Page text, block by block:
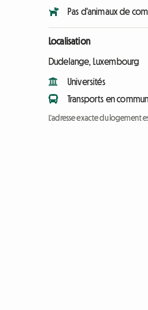
Pas d'animaux de
Localisation
Dudelange, Luxembourg
Universités
Transports en commun
L'adresse exacte du logement